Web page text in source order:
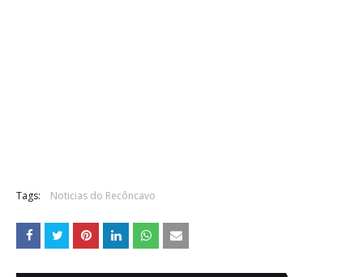
Tags: Noticias do Recôncavo